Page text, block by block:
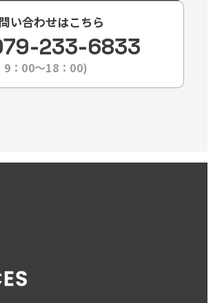
い合わせはこちら
233-6833
9：00〜18：00)